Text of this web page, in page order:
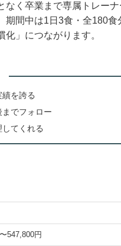
なく卒業まで専属トレー
期間中は1日3食・全180
」につながります。
を誇る
でフォロー
てくれる
547,800円